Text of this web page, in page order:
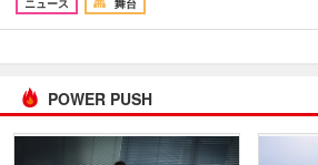
ニュース
舞台
POWER PUSH